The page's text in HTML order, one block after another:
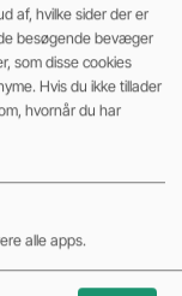
af, hvilke sider der er
besøgende bevæger
som disse cookies
Hvis du ikke tillader
hvornår du har
alle apps.